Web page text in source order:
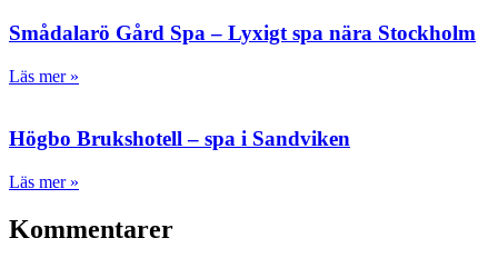
Smådalarö Gård Spa – Lyxigt spa nära Stockholm
Läs mer »
Högbo Brukshotell – spa i Sandviken
Läs mer »
Kommentarer